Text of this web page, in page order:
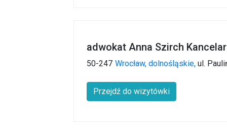
adwokat Anna Szirch
50-247 Wrocław, dolnośląskie, ul.
Przejdź do wizytówki